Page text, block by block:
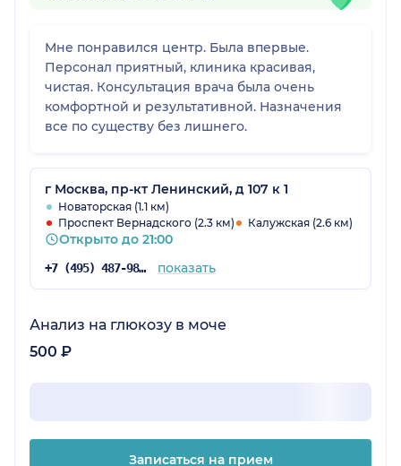
Мне понравился центр. Была впервые.
Персонал приятный, клиника красивая,
чистая. Консультация врача была очень
комфортной и результативной. Назначения
все по существу без лишнего.
г Москва, пр-кт Ленинский, д 107 к 1
Новаторская (1.1 км)
Проспект Вернадского (2.3 км)
Калужская (2.6 км)
Открыто до 21:00
+7 (495) 487-98-92 показать
Анализ на глюкозу в моче
500 ₽
Записаться на прием